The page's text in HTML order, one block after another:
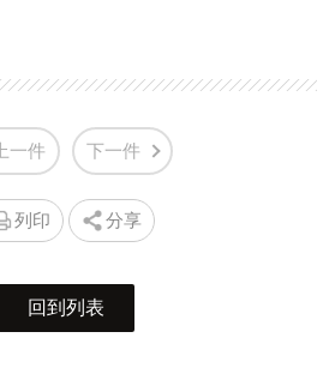
上一件 下一件
列印 分享
回到列表